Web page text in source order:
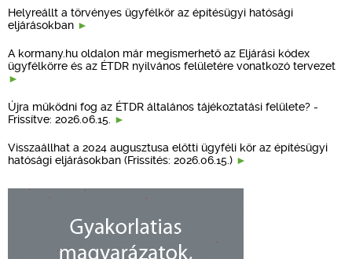
Helyreállt a törvényes ügyfélkör az építésügyi hatósági
eljárásokban
A kormany.hu oldalon már megismerhető az Eljárási kódex
ügyfélkörre és az ÉTDR nyilvános felületére vonatkozó tervezet
Újra működni fog az ÉTDR általános tájékoztatási felülete? -
Frissítve: 2026.06.15.
Visszaállhat a 2024 augusztusa előtti ügyféli kör az építésügyi
hatósági eljárásokban (Frissítés: 2026.06.15.)